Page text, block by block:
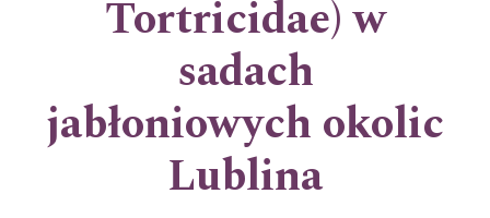
Tortricidae) w
sadach
jabłoniowych okolic
Lublina